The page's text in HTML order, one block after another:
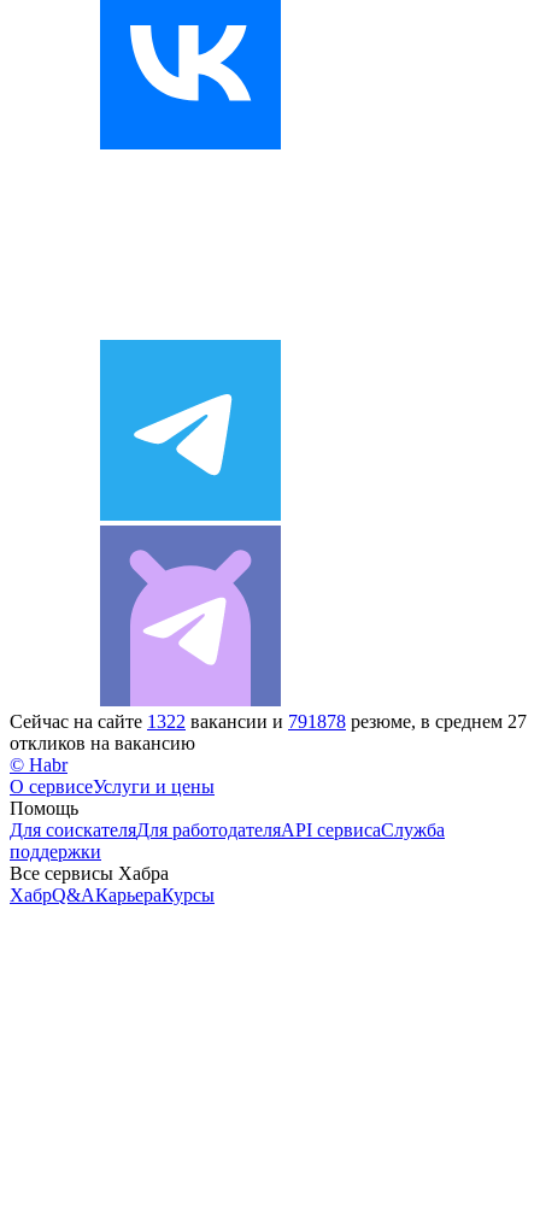
Сейчас на сайте 1322 вакансии и 791878 резюме, в среднем 27
откликов на вакансию
© Habr
О сервисеУслуги и цены
Помощь
Для соискателяДля работодателяAPI сервисаСлужба
поддержки
Все сервисы Хабра
ХабрQ&AКарьераКурсы